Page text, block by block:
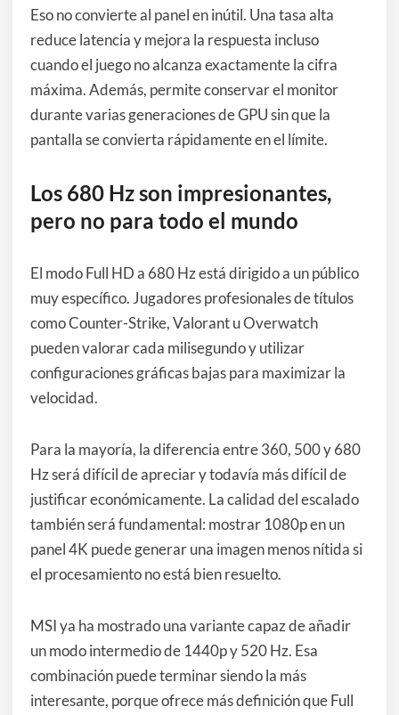
Eso no convierte al panel en inútil. Una tasa alta
reduce latencia y mejora la respuesta incluso
cuando el juego no alcanza exactamente la cifra
máxima. Además, permite conservar el monitor
durante varias generaciones de GPU sin que la
pantalla se convierta rápidamente en el límite.
Los 680 Hz son impresionantes,
pero no para todo el mundo
El modo Full HD a 680 Hz está dirigido a un público
muy específico. Jugadores profesionales de títulos
como Counter-Strike, Valorant u Overwatch
pueden valorar cada milisegundo y utilizar
configuraciones gráficas bajas para maximizar la
velocidad.
Para la mayoría, la diferencia entre 360, 500 y 680
Hz será difícil de apreciar y todavía más difícil de
justificar económicamente. La calidad del escalado
también será fundamental: mostrar 1080p en un
panel 4K puede generar una imagen menos nítida si
el procesamiento no está bien resuelto.
MSI ya ha mostrado una variante capaz de añadir
un modo intermedio de 1440p y 520 Hz. Esa
combinación puede terminar siendo la más
interesante, porque ofrece más definición que Full